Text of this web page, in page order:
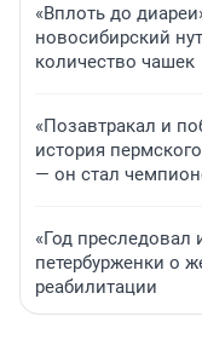
«Вплоть до
новосибирский
количество чашек
«Позавтракал и
история
— он стал
«Год преследовал
петербурженки о
реабилитации